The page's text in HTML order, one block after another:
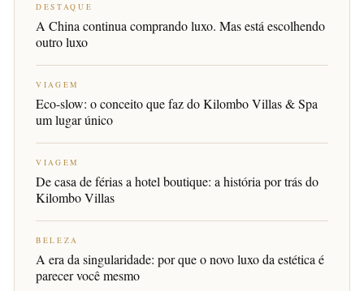
DESTAQUE
A China continua comprando luxo. Mas está escolhendo
outro luxo
VIAGEM
Eco-slow: o conceito que faz do Kilombo Villas & Spa
um lugar único
VIAGEM
De casa de férias a hotel boutique: a história por trás do
Kilombo Villas
BELEZA
A era da singularidade: por que o novo luxo da estética é
parecer você mesmo